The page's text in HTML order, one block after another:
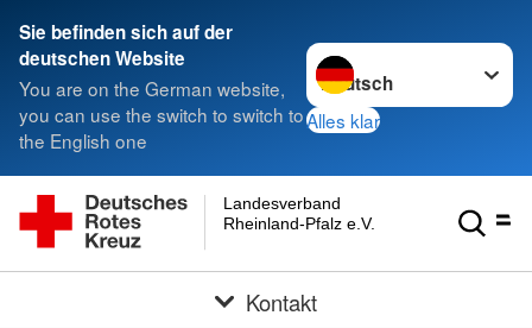
Sie befinden sich auf der
deutschen Website
You are on the German website,
you can use the switch to switch to
the English one
Sprache wechseln zu
Alles klar
Rheinland-Pfalz e.V.
Landesverband
Kontakt